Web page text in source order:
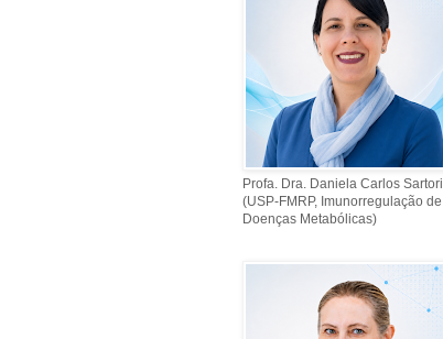
Profa. Dra. Daniela Carlos Sartori
(USP-FMRP, Imunorregulação de
Doenças Metabólicas)